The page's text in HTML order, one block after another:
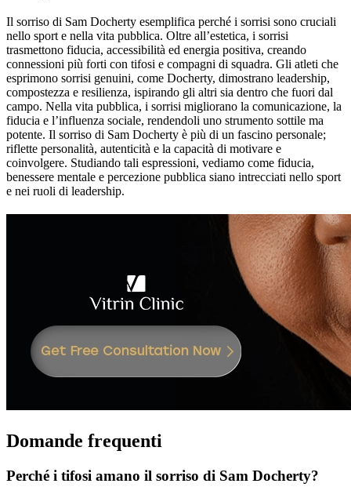
Il sorriso di Sam Docherty esemplifica perché i sorrisi sono cruciali
nello sport e nella vita pubblica. Oltre all’estetica, i sorrisi
trasmettono fiducia, accessibilità ed energia positiva, creando
connessioni più forti con tifosi e compagni di squadra. Gli atleti che
esprimono sorrisi genuini, come Docherty, dimostrano leadership,
compostezza e resilienza, ispirando gli altri sia dentro che fuori dal
campo. Nella vita pubblica, i sorrisi migliorano la comunicazione, la
fiducia e l’influenza sociale, rendendoli uno strumento sottile ma
potente. Il sorriso di Sam Docherty è più di un fascino personale;
riflette personalità, autenticità e la capacità di motivare e
coinvolgere. Studiando tali espressioni, vediamo come fiducia,
benessere mentale e percezione pubblica siano intrecciati nello sport
e nei ruoli di leadership.
Domande frequenti
Perché i tifosi amano il sorriso di Sam Docherty?